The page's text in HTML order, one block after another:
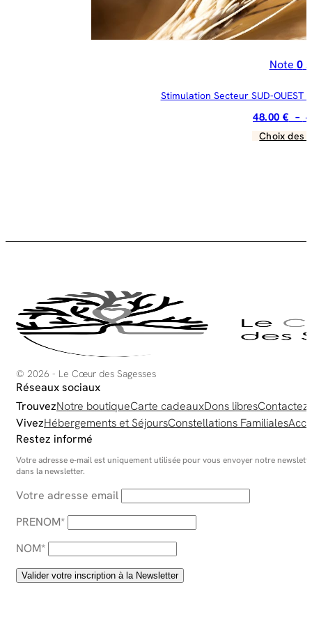
Note 0
Stimulation Secteur SUD-OUEST
48.00 € –
Choix des
du
© 2026 - Le Cœur des Sagesses
Réseaux sociaux
TrouvezNotre boutiqueCarte cadeauxDons libres
VivezHébergements et SéjoursConstellations Familiales
Restez informé
Votre adresse e-mail est uniquement utilisée pour vous envoyer notre
dans la newsletter.
Votre adresse email
PRENOM*
NOM*